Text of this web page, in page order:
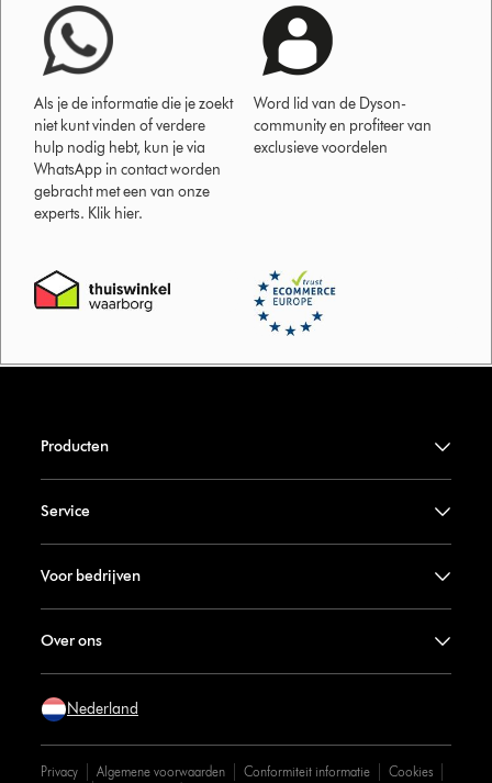
Als je de informatie die je zoekt
niet kunt vinden of verdere
hulp nodig hebt, kun je via
WhatsApp in contact worden
gebracht met een van onze
experts. Klik hier.
Word lid van de Dyson-
community en profiteer van
exclusieve voordelen
Producten
Service
Voor bedrijven
Over ons
Nederland
Privacy Algemene voorwaarden Conformiteit informatie
Cookies